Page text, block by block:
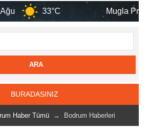
Mugla Province
BURADASINIZ
Haber Tümü→ Bodrum Haberleri